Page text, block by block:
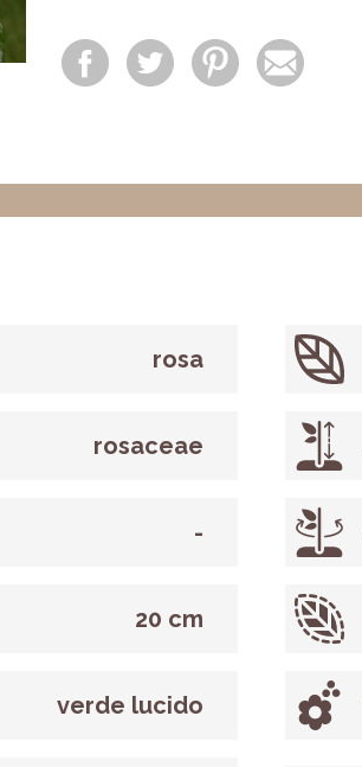
rosa
rosaceae
-
20 cm
verde lucido